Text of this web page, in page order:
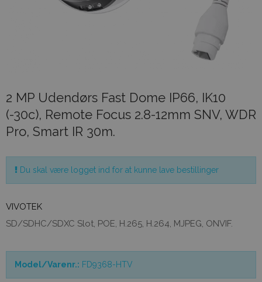
2 MP Udendørs Fast Dome IP66, IK10
(-30c), Remote Focus 2.8-12mm SNV, WDR
Pro, Smart IR 30m.
Du skal være logget ind for at kunne lave bestillinger
VIVOTEK
SD/SDHC/SDXC Slot, POE, H.265, H.264, MJPEG, ONVIF.
Model/Varenr.: FD9368-HTV